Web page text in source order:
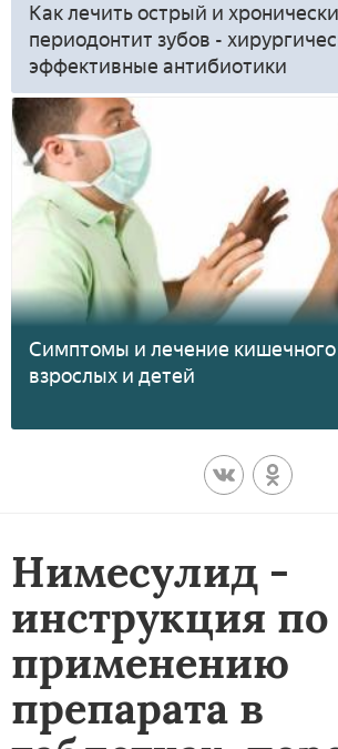
Как лечить острый и
периодонтит зубов -
эффективные антибиотики
Симптомы и лечение кишечного
взрослых и детей
Нимесулид -
инструкция по
применению
препарата в